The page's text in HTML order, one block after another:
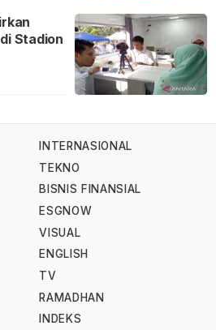
Stadion
INTERNASIONAL
TEKNO
BISNIS FINANSIAL
ESGNOW
VISUAL
ENGLISH
TV
RAMADHAN
INDEKS